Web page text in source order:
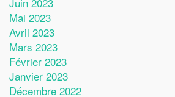
Mai 2023
Avril 2023
Mars 2023
Février 2023
Janvier 2023
Décembre 2022